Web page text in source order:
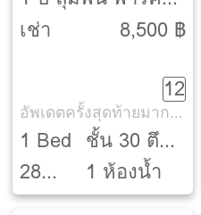
ปิ่นเกล้า [Lumpini
เช่า
8,500 ฿
12
อัพเดตครั้งสุดท้ายมากกว่า 30 วัน
1 Bed
28
ตรม.
ชั้น 30 ตึก
B
1 ห้องน้ำ